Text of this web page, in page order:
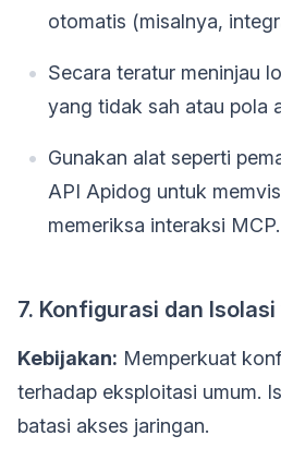
otomatis (misalnya,
Secara teratur meninjau
yang tidak sah atau pola
Gunakan alat seperti
API Apidog untuk
memeriksa interaksi MCP.
7. Konfigurasi dan
Kebijakan: Memperkuat
terhadap eksploitasi umum.
batasi akses jaringan.